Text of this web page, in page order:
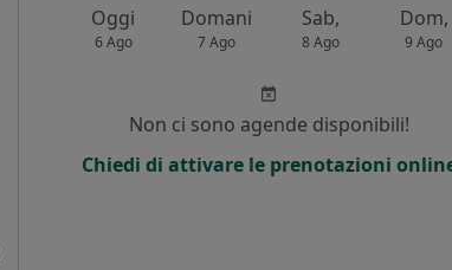
Oggi
6 Ago
Domani
7 Ago
Sab,
8 Ago
Dom,
9 Ago
Non ci sono agende disponibili!
Chiedi di attivare le prenotazioni